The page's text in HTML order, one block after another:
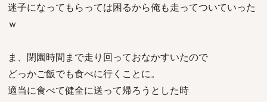
迷子になってもらっては困るから俺も走ってついていった
ｗ
ま、閉園時間まで走り回っておなかすいたので
どっかご飯でも食べに行くことに。
適当に食べて健全に送って帰ろうとした時